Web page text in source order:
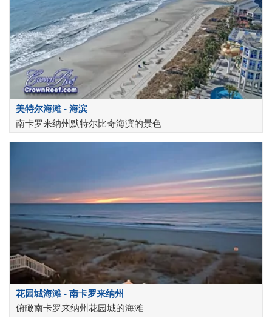
美特尔海滩 - 海滨
南卡罗来纳州默特尔比奇海滨的景色
花园城海滩 - 南卡罗来纳州
俯瞰南卡罗来纳州花园城的海滩